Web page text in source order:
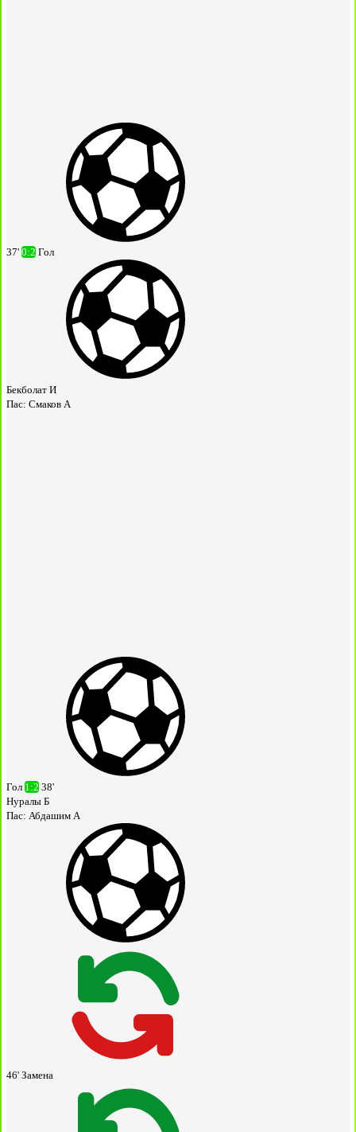
37' 0:2 Гол
Бекболат И
Пас: Смаков А
Гол 1:2 38'
Нуралы Б
Пас: Абдашим А
46' Замена